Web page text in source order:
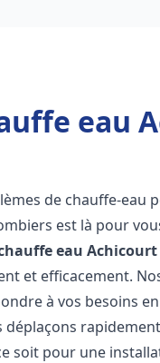
eau
de chauffe-eau
est là pour
eau Achicourt
et efficacement.
à vos besoins en
déplaçons
soit pour une